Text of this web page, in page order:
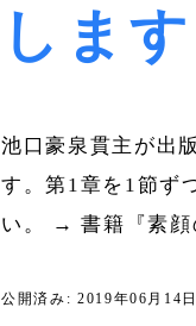
します
池口豪泉貫主が出
す。第1章を1節ず
い。 → 書籍『素顔
公開済み: 2019年06月14日